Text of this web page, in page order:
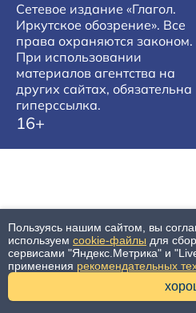
Сетевое издание «Глагол.
Иркутское обозрение». Все
права охраняются законом.
При использовании
материалов агентства на
других сайтах, обязательна
гиперссылка.
16+
Пользуясь нашим сайтом, вы
используем cookie-файлы для
сервисами "Яндекс.Метрика" и
применения рекомендательных